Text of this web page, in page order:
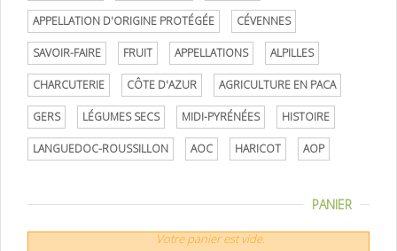
APPELLATION D'ORIGINE PROTÉGÉE CÉVENNES
SAVOIR-FAIRE FRUIT APPELLATIONS ALPILLES
CHARCUTERIE CÔTE D'AZUR AGRICULTURE EN PACA
GERS LÉGUMES SECS MIDI-PYRÉNÉES HISTOIRE
LANGUEDOC-ROUSSILLON AOC HARICOT AOP
PANIER
Votre panier est vide.